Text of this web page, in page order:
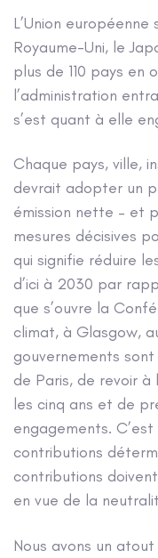
L’Union
Royaume-Uni, le
plus de 110 pays
l’administration
s’est quant à elle
Chaque pays, ville,
devrait adopter un
émission nette – et
mesures décisives
qui signifie réduire
d’ici à 2030 par
que s’ouvre la
climat, à Glasgow,
gouvernements
de Paris, de revoir à
les cinq ans et de
engagements.
contributions
contributions
en vue de la
Nous avons un